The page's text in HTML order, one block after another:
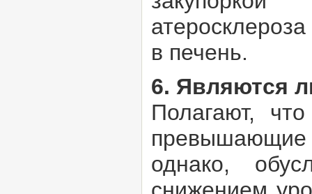
в печень.
6. Являются
Полагают,
превышающие
однако,